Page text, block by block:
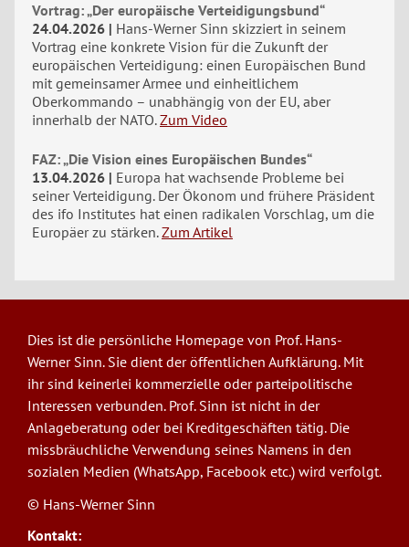
Vortrag: „Der europäische Verteidigungsbund“
24.04.2026
Hans-Werner Sinn skizziert in seinem
Vortrag eine konkrete Vision für die Zukunft der
europäischen Verteidigung: einen Europäischen Bund
mit gemeinsamer Armee und einheitlichem
Oberkommando – unabhängig von der EU, aber
innerhalb der NATO. Zum Video
FAZ: „Die Vision eines Europäischen Bundes“
13.04.2026
Europa hat wachsende Probleme bei
seiner Verteidigung. Der Ökonom und frühere Präsident
des ifo Institutes hat einen radikalen Vorschlag, um die
Europäer zu stärken. Zum Artikel
Dies ist die persönliche Homepage von Prof. Hans-
Werner Sinn. Sie dient der öffentlichen Aufklärung. Mit
ihr sind keinerlei kommerzielle oder parteipolitische
Interessen verbunden. Prof. Sinn ist nicht in der
Anlageberatung oder bei Kreditgeschäften tätig. Die
missbräuchliche Verwendung seines Namens in den
sozialen Medien (WhatsApp, Facebook etc.) wird verfolgt.
© Hans-Werner Sinn
Kontakt: